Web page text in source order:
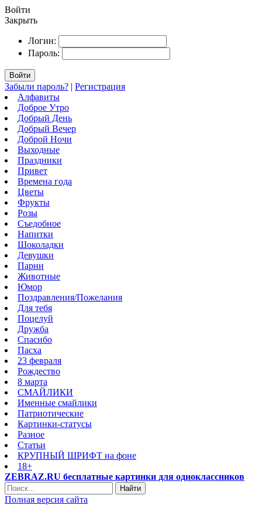
Войти
Закрыть
Логин:
Пароль:
Войти
Забыли пароль? | Регистрация
Алфавиты
Доброе Утро
Добрый День
Добрый Вечер
Доброй Ночи
Выходные
Праздники
Привет
Времена года
Цветы
Фрукты
Розы
Съедобное
Напитки
Шоколадки
Девушки
Парни
Животные
Юмор
Поздравления/Пожелания
Для тебя
Поцелуй
Дружба
Спасибо
Пасха
23 февраля
Рождество
8 марта
СМАЙЛИКИ
Именные смайлики
Патриотические
Картинки-статусы
Разное
Cтатьи
КРУПНЫЙ ШРИФТ на фоне
18+
ZEBRAZ.RU бесплатные картинки для одноклассников
Найти
Полная версия сайта